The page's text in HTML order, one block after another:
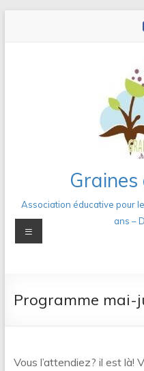
Association éducative pour
ans –
Menu
Programme mai-
Vous l’attendiez? il est là!